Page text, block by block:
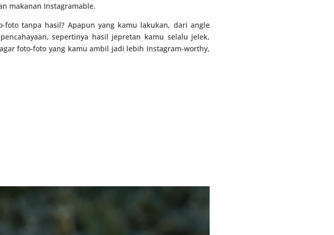
makanan Instagramable.
tanpa hasil? Apapun yang kamu lakukan, dari angle
sepertinya hasil jepretan kamu selalu jelek,
foto-foto yang kamu ambil jadi lebih Instagram-worthy,